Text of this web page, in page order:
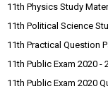
11th Physics Study
11th Political Science
11th Practical Question
11th Public Exam 2020 -
11th Public Exam 2020